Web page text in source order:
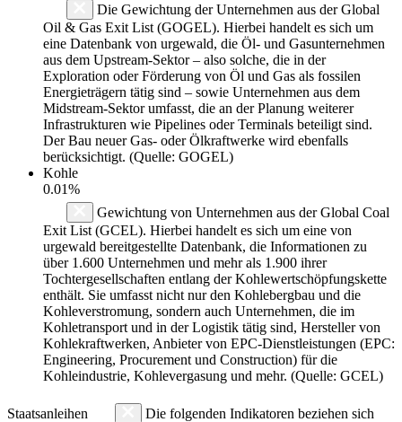
Die Gewichtung der Unternehmen aus der Global
Oil & Gas Exit List (GOGEL). Hierbei handelt es sich um
eine Datenbank von urgewald, die Öl- und Gasunternehmen
aus dem Upstream-Sektor – also solche, die in der
Exploration oder Förderung von Öl und Gas als fossilen
Energieträgern tätig sind – sowie Unternehmen aus dem
Midstream-Sektor umfasst, die an der Planung weiterer
Infrastrukturen wie Pipelines oder Terminals beteiligt sind.
Der Bau neuer Gas- oder Ölkraftwerke wird ebenfalls
berücksichtigt. (Quelle: GOGEL)
Kohle
0.01%
Gewichtung von Unternehmen aus der Global Coal
Exit List (GCEL). Hierbei handelt es sich um eine von
urgewald bereitgestellte Datenbank, die Informationen zu
über 1.600 Unternehmen und mehr als 1.900 ihrer
Tochtergesellschaften entlang der Kohlewertschöpfungskette
enthält. Sie umfasst nicht nur den Kohlebergbau und die
Kohleverstromung, sondern auch Unternehmen, die im
Kohletransport und in der Logistik tätig sind, Hersteller von
Kohlekraftwerken, Anbieter von EPC-Dienstleistungen (EPC:
Engineering, Procurement und Construction) für die
Kohleindustrie, Kohlevergasung und mehr. (Quelle: GCEL)
Staatsanleihen
Die folgenden Indikatoren beziehen sich